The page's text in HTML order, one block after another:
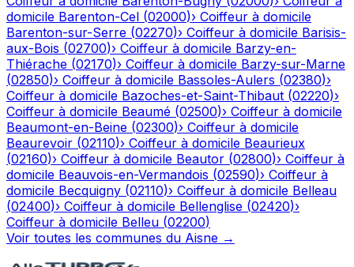
domicile Barenton-Cel (02000)› Coiffeur à domicile
Barenton-sur-Serre (02270)› Coiffeur à domicile Barisis-
aux-Bois (02700)› Coiffeur à domicile Barzy-en-
Thiérache (02170)› Coiffeur à domicile Barzy-sur-Marne
(02850)› Coiffeur à domicile Bassoles-Aulers (02380)›
Coiffeur à domicile Bazoches-et-Saint-Thibaut (02220)›
Coiffeur à domicile Beaumé (02500)› Coiffeur à domicile
Beaumont-en-Beine (02300)› Coiffeur à domicile
Beaurevoir (02110)› Coiffeur à domicile Beaurieux
(02160)› Coiffeur à domicile Beautor (02800)› Coiffeur à
domicile Beauvois-en-Vermandois (02590)› Coiffeur à
domicile Becquigny (02110)› Coiffeur à domicile Belleau
(02400)› Coiffeur à domicile Bellenglise (02420)›
Coiffeur à domicile Belleu (02200)
Voir toutes les communes du Aisne →